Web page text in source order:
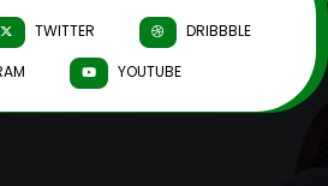
TWITTER
DRIBBBLE
YOUTUBE